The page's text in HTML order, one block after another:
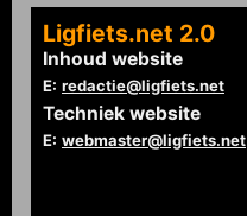
Ligfiets.net 2.0
Inhoud website
E: redactie@ligfiets.net
Techniek website
E: webmaster@ligfiets.net